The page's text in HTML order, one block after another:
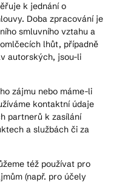
k jednání o
Doba zpracování je
smluvního vztahu a
lhůt, případně
autorských, jsou-li
zájmu nebo máme-li
kontaktní údaje
partnerů k zasílání
a službách či za
též používat pro
(např. pro účely